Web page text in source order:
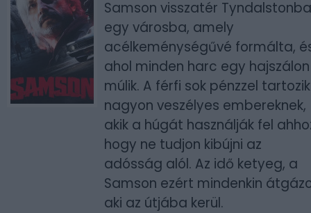
Samson visszatér
egy városba, amely
acélkeménységűvé formálta,
ahol minden harc egy hajszálon
múlik. A férfi sok pénzzel tartozik
nagyon veszélyes embereknek,
akik a húgát használják fel
hogy ne tudjon kibújni az
adósság alól. Az idő ketyeg, a
Samson ezért mindenkin
aki az útjába kerül.